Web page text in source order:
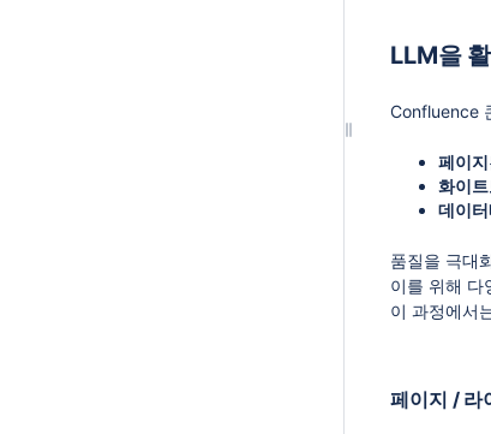
LLM을
Confluence
페이지
화이
데이
품질을 극대
이를 위해 다
이 과정에서
페이지 / 라